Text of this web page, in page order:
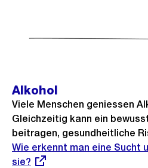
Alkohol
Viele Menschen geniessen
Gleichzeitig kann ein
beitragen, gesundheitliche
Wie erkennt man eine Sucht
sie?